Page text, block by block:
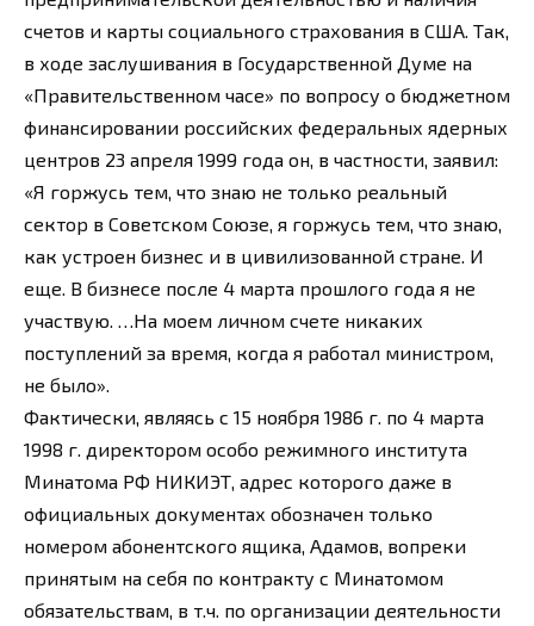
счетов и карты социального страхования в США. Так,
в ходе заслушивания в Государственной Думе на
«Правительственном часе» по вопросу о бюджетном
финансировании российских федеральных ядерных
центров 23 апреля 1999 года он, в частности, заявил:
«Я горжусь тем, что знаю не только реальный
сектор в Советском Союзе, я горжусь тем, что знаю,
как устроен бизнес и в цивилизованной стране. И
еще. В бизнесе после 4 марта прошлого года я не
участвую. …На моем личном счете никаких
поступлений за время, когда я работал министром,
не было».
Фактически, являясь с 15 ноября 1986 г. по 4 марта
1998 г. директором особо режимного института
Минатома РФ НИКИЭТ, адрес которого даже в
официальных документах обозначен только
номером абонентского ящика, Адамов, вопреки
принятым на себя по контракту с Минатомом
обязательствам, в т.ч. по организации деятельности